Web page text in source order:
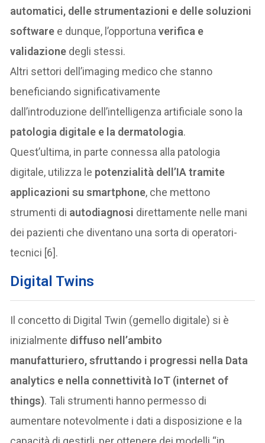
automatici, delle strumentazioni e delle soluzioni
software e dunque, l’opportunaverifica e
validazione degli stessi.
Altri settori dell’imaging medico che stanno
beneficiando significativamente
dall’introduzione dell’intelligenza artificiale sono la
patologia digitale e la dermatologia.
Quest’ultima, in parte connessa alla patologia
digitale, utilizza le potenzialità dell’IA tramite
applicazioni su smartphone, che mettono
strumenti di autodiagnosi direttamente nelle mani
dei pazienti che diventano una sorta di operatori-
tecnici [6].
Digital Twins
Il concetto di Digital Twin (gemello digitale) si è
inizialmente diffuso nell’ambito
manufatturiero, sfruttando i progressi nella Data
analytics e nella connettività IoT (internet of
things). Tali strumenti hanno permesso di
aumentare notevolmente i dati a disposizione e la